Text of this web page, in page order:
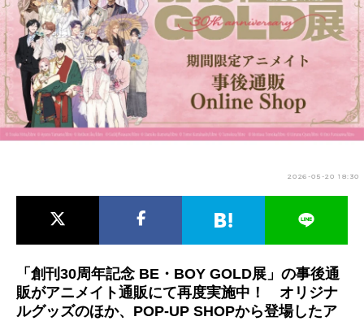
最新記事一覧
アニメ記事一覧 声優記事一覧
アニメ映画一覧 実写化映画一覧
今期アニメ曜日別一覧
男性声優/女性声優一覧
2026-05-20 18:30
「創刊30周年記念 BE・BOY GOLD展」の事後通
販がアニメイト通販にて再度実施中！ オリジナ
ルグッズのほか、POP-UP SHOPから登場したア